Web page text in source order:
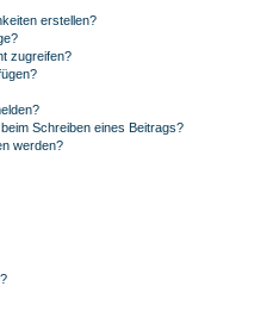
erstellen?
zugreifen?
Schreiben eines Beitrags?
werden?